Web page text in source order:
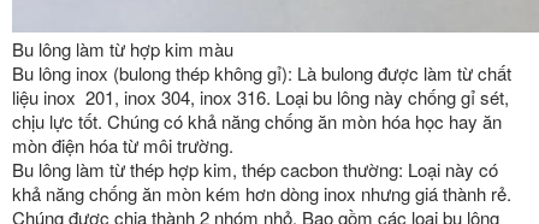
Bu lông làm từ hợp kim màu
Bu lông inox (bulong thép không gỉ): Là bulong được làm từ chất
liệu inox 201, inox 304, inox 316. Loại bu lông này chống gỉ sét,
chịu lực tốt. Chúng có khả năng chống ăn mòn hóa học hay ăn
mòn điện hóa từ môi trường.
Bu lông làm từ thép hợp kim, thép cacbon thường: Loại này có
khả năng chống ăn mòn kém hơn dòng inox nhưng giá thành rẻ.
Chúng được chia thành 2 nhóm nhỏ. Bao gồm các loại bu lông